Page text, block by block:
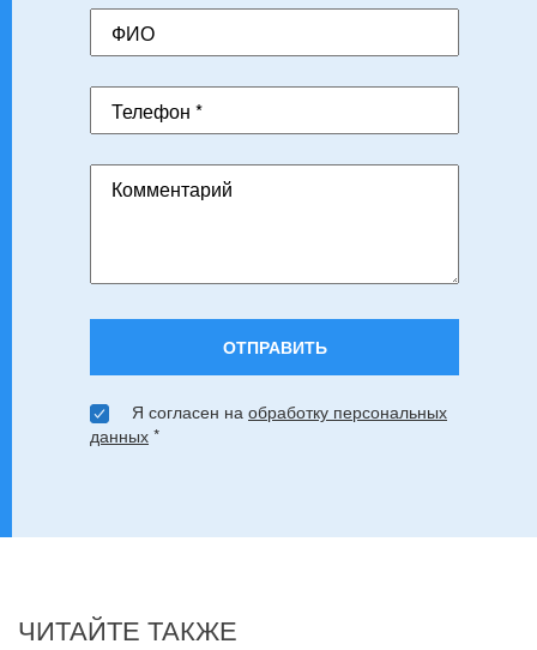
ФИО
Телефон *
Комментарий
ОТПРАВИТЬ
Я согласен на обработку персональных
данных *
ЧИТАЙТЕ ТАКЖЕ